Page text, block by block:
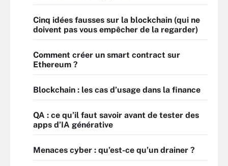
Cinq idées fausses sur la blockchain (qui ne
doivent pas vous empêcher de la regarder)
Comment créer un smart contract sur
Ethereum ?
Blockchain : les cas d’usage dans la finance
QA : ce qu’il faut savoir avant de tester des
apps d’IA générative
Menaces cyber : qu’est-ce qu’un drainer ?